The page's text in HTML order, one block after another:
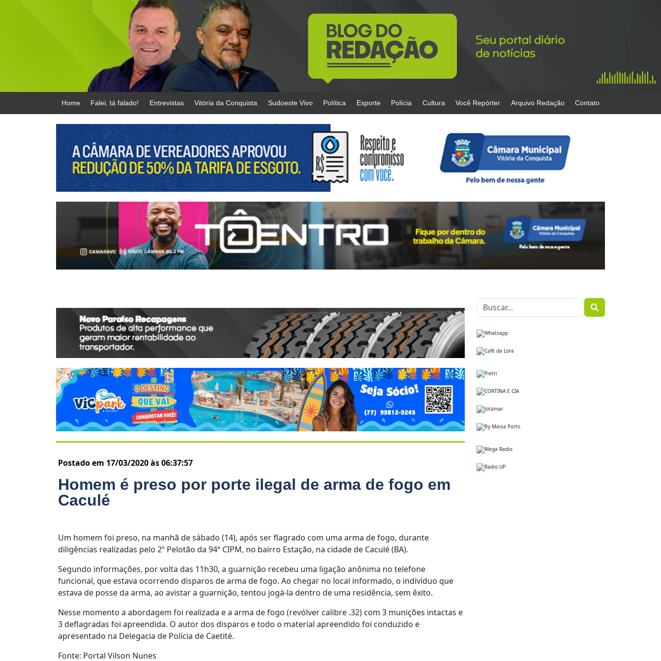
Home Falei, tá falado! Entrevistas Vitória da Conquista Sudoeste Vivo Política Esporte Polícia Cultura Você Repórter Arquivo Redação Contato
Postado em 17/03/2020 às 06:37:57
Homem é preso por porte ilegal de arma de fogo em
Caculé
Um homem foi preso, na manhã de sábado (14), após ser flagrado com uma arma de fogo, durante
diligências realizadas pelo 2º Pelotão da 94ª CIPM, no bairro Estação, na cidade de Caculé (BA).
Segundo informações, por volta das 11h30, a guarnição recebeu uma ligação anônima no telefone
funcional, que estava ocorrendo disparos de arma de fogo. Ao chegar no local informado, o indivíduo que
estava de posse da arma, ao avistar a guarnição, tentou jogá-la dentro de uma residência, sem êxito.
Nesse momento a abordagem foi realizada e a arma de fogo (revólver calibre .32) com 3 munições intactas e
3 deflagradas foi apreendida. O autor dos disparos e todo o material apreendido foi conduzido e
apresentado na Delegacia de Polícia de Caetité.
Fonte: Portal Vilson Nunes